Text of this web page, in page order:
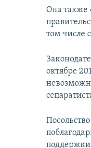
Она также
том числе
октябре
поддержки